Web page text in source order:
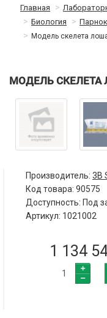
Главная
Биология
Модель скелета
МОДЕЛЬ
Производитель: 3B
Код товара: 90575
Доступность: Под
Артикул: 1021002
1 134